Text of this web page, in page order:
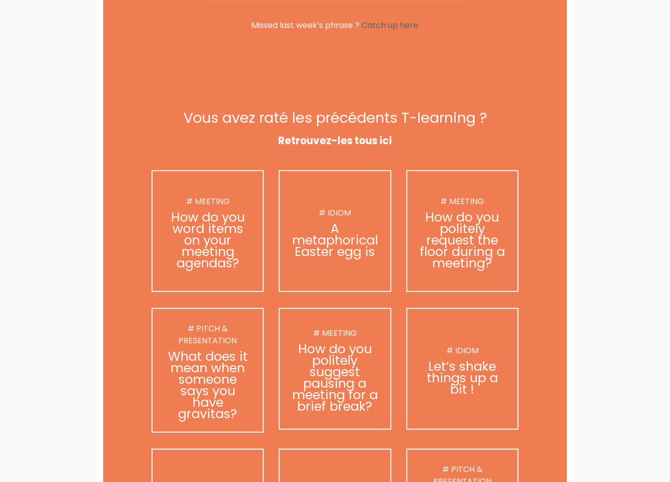
Missed last week’s phrase ?Catch up here
Vous avez raté les précédents T-learning ?
Retrouvez-les tous ici
# MEETING
How do you
word items
on your
meeting
agendas?
# IDIOM
A
metaphorical
Easter egg is
# MEETING
How do you
politely
request the
floor during a
meeting?
# PITCH &
PRESENTATION
What does it
mean when
someone
says you
have
gravitas?
# MEETING
How do you
politely
suggest
pausing a
meeting for a
brief break?
# IDIOM
Let’s shake
things up a
bit !
# PITCH &